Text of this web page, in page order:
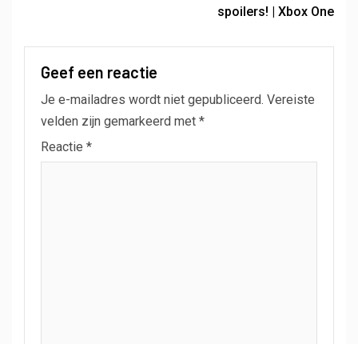
spoilers! | Xbox One
Geef een reactie
Je e-mailadres wordt niet gepubliceerd. Vereiste
velden zijn gemarkeerd met *
Reactie *